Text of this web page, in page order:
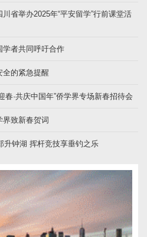
省举办2025年“平安留学”行前课堂活
学者共同呼吁合作
全的紧急提醒
春·共庆中国年”侨学界专场新春招待会
致新春贺词
升钟湖 挥杆竞技享垂钓之乐